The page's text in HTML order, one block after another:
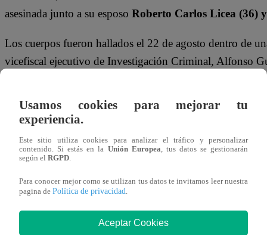
asesinada junto a su esposo Roberto Carlos Licea (36)
Los cuerpos fueron hallados el 22 de agosto dentro de
vicefiscal ejecutivo de Investigación Criminal, Alfonso
Te puede interesar
Tendencias
30/08/2025
16:03
en Perú: de cuál se
trata
Fiscalía de Jalisco
Usamos cookies para mejorar tu
experiencia.
Este sitio utiliza cookies para analizar el tráfico y personalizar
contenido. Si estás en la Unión Europea, tus datos se gestionarán
según el RGPD.
Para conocer mejor como se utilizan tus datos te invitamos leer nuestra
pagina de Política de privacidad.
Aceptar Cookies